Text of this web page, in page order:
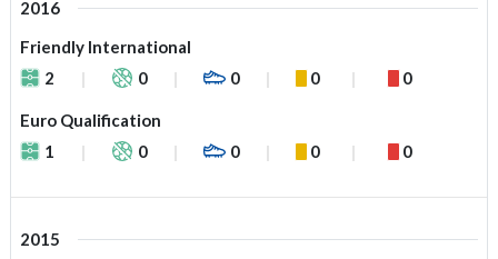
2016
Friendly International
2
0 0 0 0
Euro Qualification
1
0 0 0 0
2015